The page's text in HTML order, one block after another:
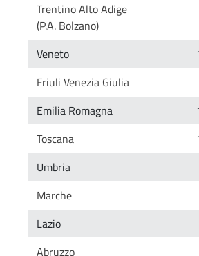
Trentino Alto Adige